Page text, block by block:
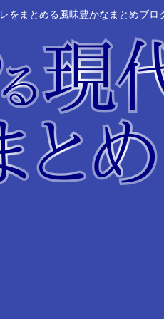
をまとめる風味豊かなまとめブロ